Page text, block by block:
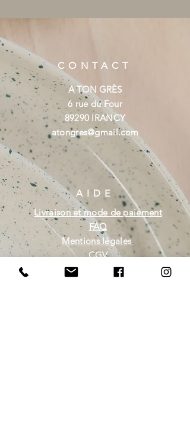
CONTACT
A TON GRÈS
6 rue du Four
89290 IRANCY
atongres@gmail.com
AIDE
Livraison et mode de paiement
FAQ
Mentions légales
CGV